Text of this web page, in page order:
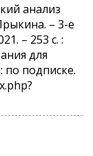
анализ
– 3-е
– 253 с. :
для
по подписке.